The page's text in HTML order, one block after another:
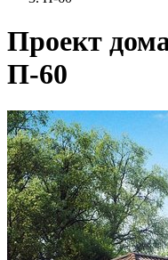
Проект
П-60